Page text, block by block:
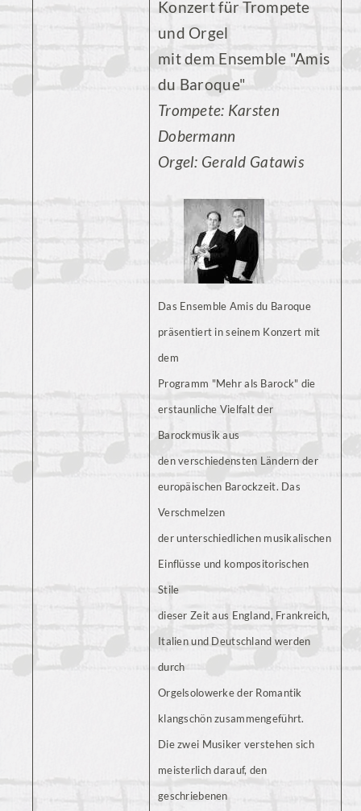
Konzert für Trompete
und Orgel
mit dem Ensemble "Amis
du Baroque"
Trompete: Karsten
Dobermann
Orgel: Gerald Gatawis
Das Ensemble Amis du Baroque
präsentiert in seinem Konzert mit
dem
Programm "Mehr als Barock" die
erstaunliche Vielfalt der
Barockmusik aus
den verschiedensten Ländern der
europäischen Barockzeit. Das
Verschmelzen
der unterschiedlichen musikalischen
Einflüsse und kompositorischen
Stile
dieser Zeit aus England, Frankreich,
Italien und Deutschland werden
durch
Orgelsolowerke der Romantik
klangschön zusammengeführt.
Die zwei Musiker verstehen sich
meisterlich darauf, den
geschriebenen